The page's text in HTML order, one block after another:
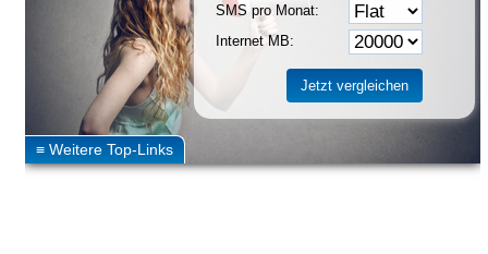
SMS pro Monat:
Internet MB: